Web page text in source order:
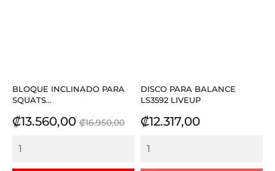
BLOQUE INCLINADO PARA
SQUATS...
Precio
₡13.560,00 Precio
₡16.950,00
DISCO PARA BALANCE
LS3592 LIVEUP
Precio
₡12.317,00